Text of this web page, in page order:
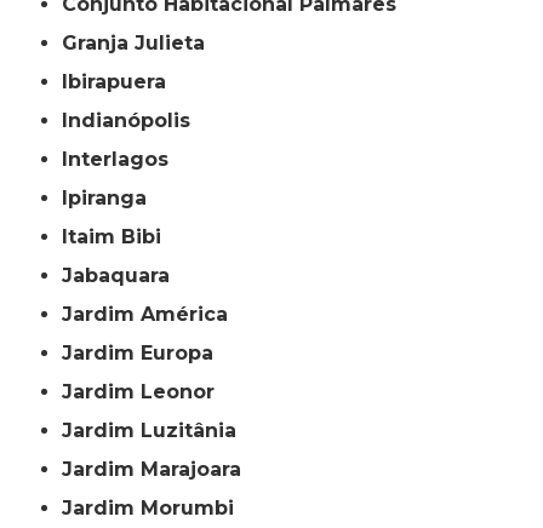
Granja Julieta
Ibirapuera
Indianópolis
Interlagos
Ipiranga
Itaim Bibi
Jabaquara
Jardim América
Jardim Europa
Jardim Leonor
Jardim Luzitânia
Jardim Marajoara
Jardim Morumbi